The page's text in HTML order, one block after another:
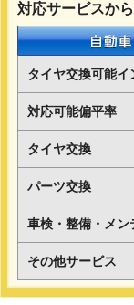
対応サービスか
タイヤ交換可能イ
対応可能偏平率
タイヤ交換
パーツ交換
車検・整備・メン
その他サービス